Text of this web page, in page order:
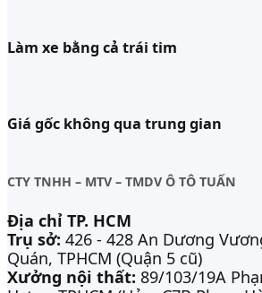
Làm xe bằng cả trái tim
Giá gốc không qua trung gian
CTY TNHH – MTV – TMDV Ô TÔ TUẤN
Địa chỉ TP. HCM
Trụ sở: 426 - 428 An Dương
Quán, TPHCM (Quận 5 cũ)
Xưởng nội thất: 89/103/19A